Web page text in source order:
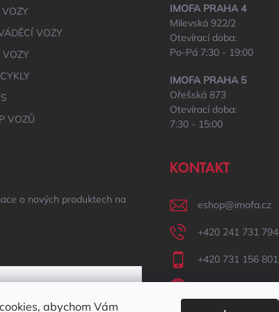
abychom Vám
VOZY
VOZY
VOZŮ
IMOFA PRAHA 4
Milevská 922/2
Otevírací doba:
Po-Pá 7:30 - 19:00
IMOFA PRAHA 5
Ořešská 873
Otevírací doba:
7:30 - 15:00
o nových produktech na
KONTAKT
eshop@imofa.cz
+420 241 731 794
+420 731 156 801
IMOFA Facebook